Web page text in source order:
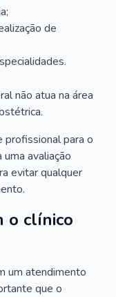
de
não atua na área
profissional para o
avaliação
evitar qualquer
o clínico
um atendimento
que o